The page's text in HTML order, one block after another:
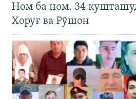
Ном ба ном. 34
Хоруғ ва Рӯшон